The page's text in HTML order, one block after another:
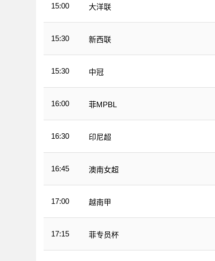
15:00 大洋联
15:30 新西联
15:30 中冠
16:00 菲MPBL
16:30 印尼超
16:45 澳南女超
17:00 越南甲
17:15 菲专员杯